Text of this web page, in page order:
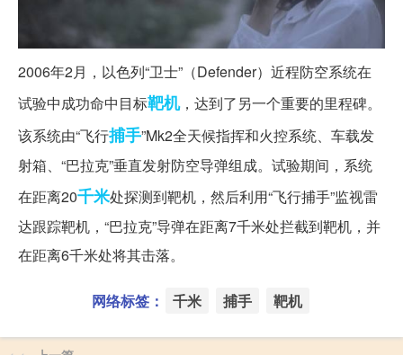
2006年2月，以色列“卫士”（Defender）近程防空系统在
试验中成功命中目标靶机，达到了另一个重要的里程碑。
该系统由“飞行捕手”Mk2全天候指挥和火控系统、车载发
射箱、“巴拉克”垂直发射防空导弹组成。试验期间，系统
在距离20千米处探测到靶机，然后利用“飞行捕手”监视雷
达跟踪靶机，“巴拉克”导弹在距离7千米处拦截到靶机，并
在距离6千米处将其击落。
网络标签： 千米 捕手 靶机